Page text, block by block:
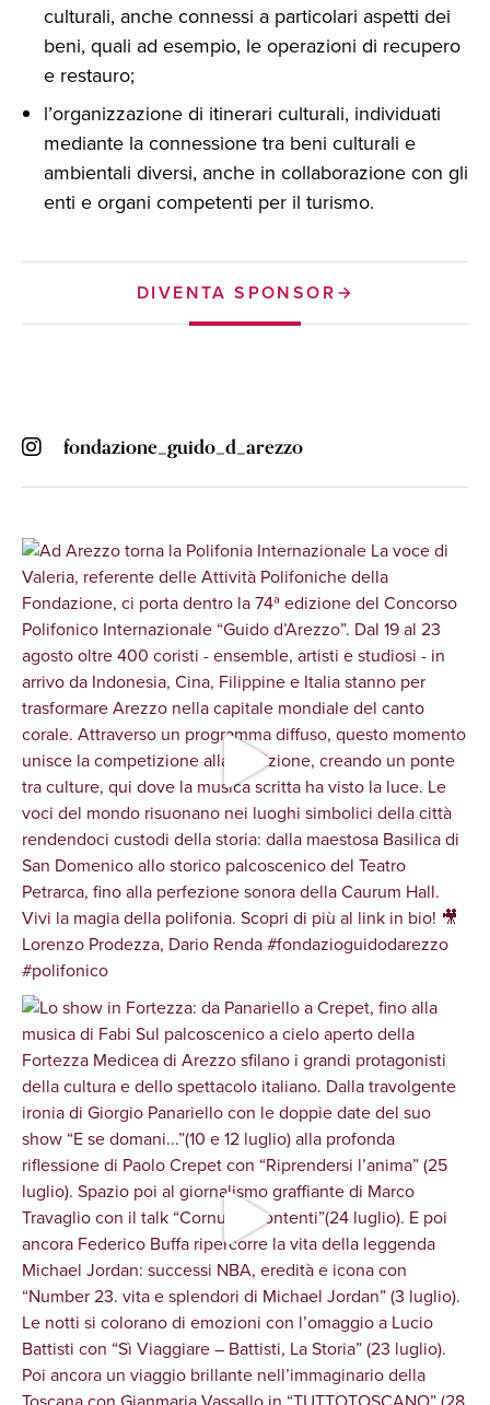
culturali, anche connessi a particolari aspetti dei
beni, quali ad esempio, le operazioni di recupero
e restauro;
l’organizzazione di itinerari culturali, individuati
mediante la connessione tra beni culturali e
ambientali diversi, anche in collaborazione con gli
enti e organi competenti per il turismo.
DIVENTA SPONSOR
fondazione_guido_d_arezzo